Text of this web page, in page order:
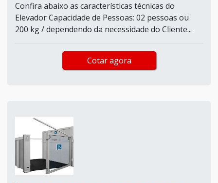
Confira abaixo as características técnicas do
Elevador Capacidade de Pessoas: 02 pessoas ou
200 kg / dependendo da necessidade do Cliente...
Cotar agora